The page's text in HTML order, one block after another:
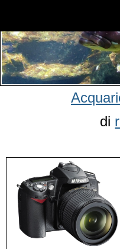
di